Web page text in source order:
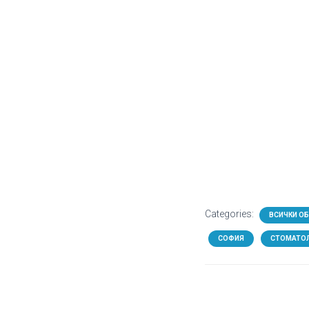
Categories: ВСИЧКИ
СОФИЯ